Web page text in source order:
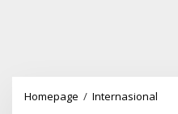
Homepage / Internasional